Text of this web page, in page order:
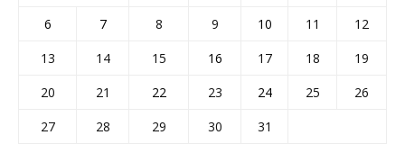
6
7 8 9 10 11
12
13
14 15 16 17 18
19
20
21 22 23 24 25
26
27
28 29 30
31